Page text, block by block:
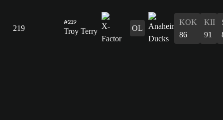
219
#219
Troy Terry OL
KOK
86
KII
91